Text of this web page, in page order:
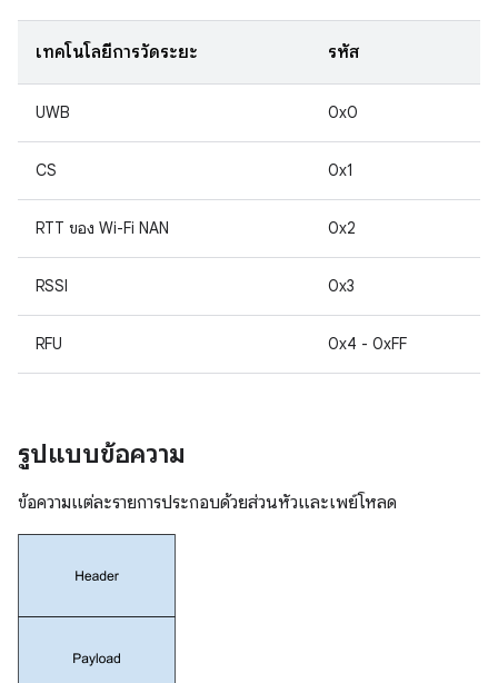
เทคโนโลยีการวัดระยะ รหัส
UWB 0x0
CS 0x1
RTT ของ Wi-Fi NAN 0x2
RSSI 0x3
RFU 0x4 - 0xFF
รูปแบบข้อความ
ข้อความแต่ละรายการประกอบด้วยส่วนหัวและเพย์โหลด